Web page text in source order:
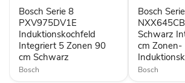
5
Zonen
90
cm
Schwarz
Bosch Serie 8
PXV975DV1E
Induktionskochfeld
Integriert 5 Zonen 90
cm Schwarz
Bosch
Integriert
60
cm
Zonen-
4
Bosch
Schwarz
cm Zonen-
Bosch